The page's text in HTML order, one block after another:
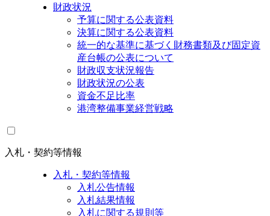
財政状況
予算に関する公表資料
決算に関する公表資料
統一的な基準に基づく財務書類及び固定資
産台帳の公表について
財政収支状況報告
財政状況の公表
資金不足比率
港湾整備事業経営戦略
入札・契約等情報
入札・契約等情報
入札公告情報
入札結果情報
入札に関する規則等